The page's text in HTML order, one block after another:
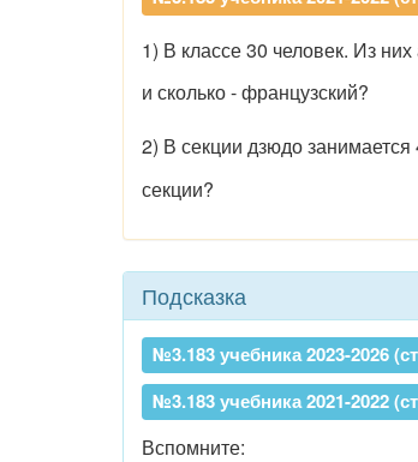
1) В классе 30 человек. Из
и сколько - французский?
2) В секции дзюдо
секции?
Подсказка
№3.183 учебника 2023-2026
№3.183 учебника 2021-2022
Вспомните: